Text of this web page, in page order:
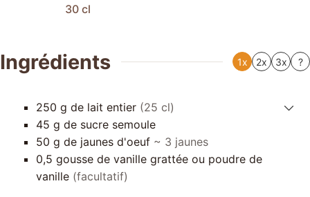
30 cl
Ingrédients 1x 2x 3x ?
250 g de lait entier (25 cl)
45 g de sucre semoule
50 g de jaunes d'oeuf ~ 3 jaunes
0,5 gousse de vanille grattée ou poudre de
vanille (facultatif)